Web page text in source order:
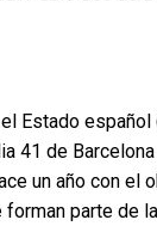
Estado
41 de
un año con
parte de